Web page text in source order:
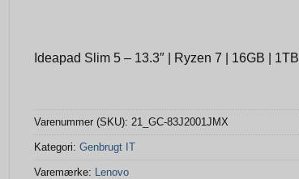
Ideapad Slim 5 – 13.3″ | Ryzen 7 | 16GB | 1TB
Varenummer (SKU): 21_GC-83J2001JMX
Kategori: Genbrugt IT
Varemærke: Lenovo